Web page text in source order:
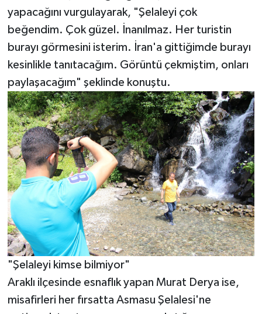
yapacağını vurgulayarak, "Şelaleyi çok
beğendim. Çok güzel. İnanılmaz. Her turistin
burayı görmesini isterim. İran'a gittiğimde burayı
kesinlikle tanıtacağım. Görüntü çekmiştim, onları
paylaşacağım" şeklinde konuştu.
"Şelaleyi kimse bilmiyor"
Araklı ilçesinde esnaflık yapan Murat Derya ise,
misafirleri her fırsatta Asmasu Şelalesi'ne